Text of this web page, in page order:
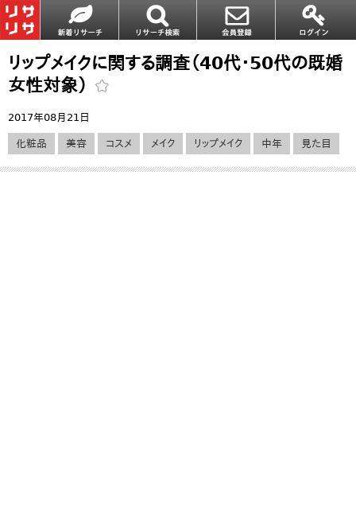
リップメイクに関する調査（40代・50代の既婚
女性対象）
2017年08月21日
化粧品 美容 コスメ メイク リップメイク 中年 見た目